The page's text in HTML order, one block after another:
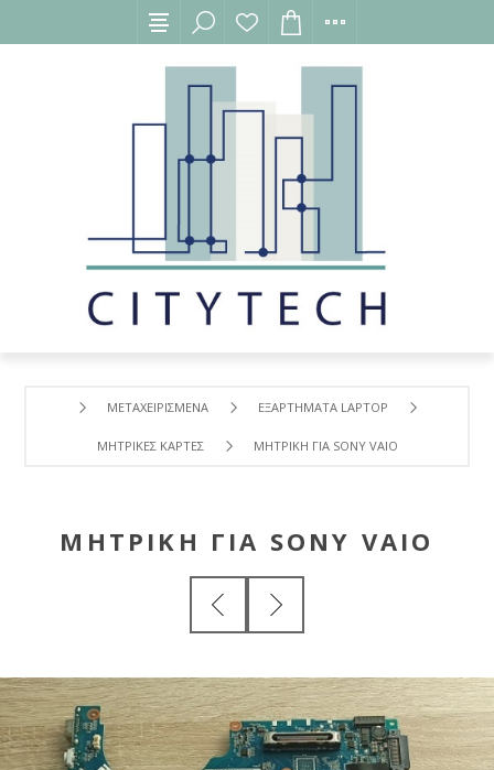
ΜΕΤΑΧΕΙΡΙΣΜΕΝΑ ΕΞΑΡΤΗΜΑΤΑ LAPTOP
ΜΗΤΡΙΚΕΣ ΚΑΡΤΕΣ ΜΗΤΡΙΚΗ ΓΙΑ SONY VAIO
ΜΗΤΡΙΚΗ ΓΙΑ SONY VAIO